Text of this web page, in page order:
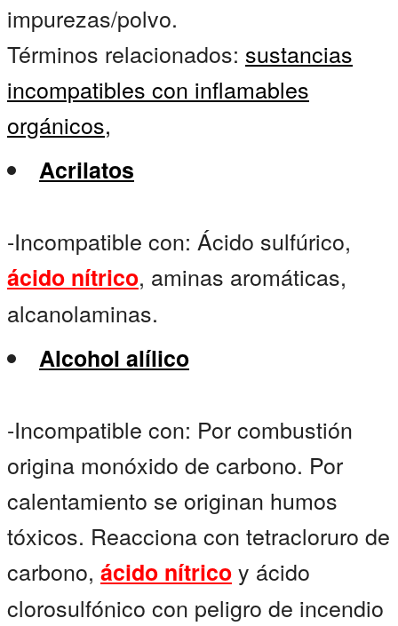
impurezas/polvo.
Términos relacionados: sustancias
incompatibles con inflamables
orgánicos,
Acrilatos
-Incompatible con: Ácido sulfúrico,
ácido nítrico, aminas aromáticas,
alcanolaminas.
Alcohol alílico
-Incompatible con: Por combustión
origina monóxido de carbono. Por
calentamiento se originan humos
tóxicos. Reacciona con tetracloruro de
carbono, ácido nítricoy ácido
clorosulfónico con peligro de incendio